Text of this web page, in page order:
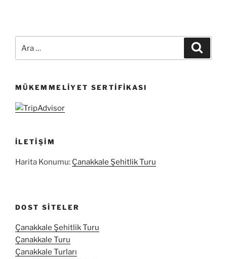
MÜKEMMELIYET SERTIFIKASI
İLETIŞIM
Harita Konumu: Çanakkale Şehitlik Turu
DOST SITELER
Çanakkale Şehitlik Turu
Çanakkale Turu
Çanakkale Turları